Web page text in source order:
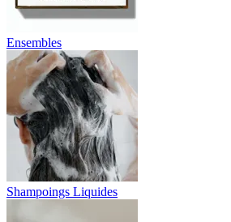
Ensembles
Shampoings Liquides